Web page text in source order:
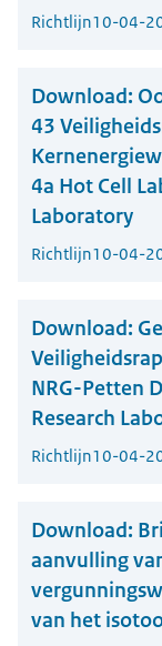
Richtlijn10-04-
Download:
43
4a Hot Cell
Laboratory
Richtlijn10-04-
Download:
NRG-Petten
Research
Richtlijn10-04-
Download:
aanvulling
van het